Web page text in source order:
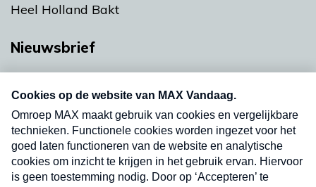
Heel Holland Bakt
Nieuwsbrief
Neem hier een gratis abonnement op onze
nieuwsbrief. Elke vrijdag- en dinsdagochtend in
uw mailbox.
Verzend